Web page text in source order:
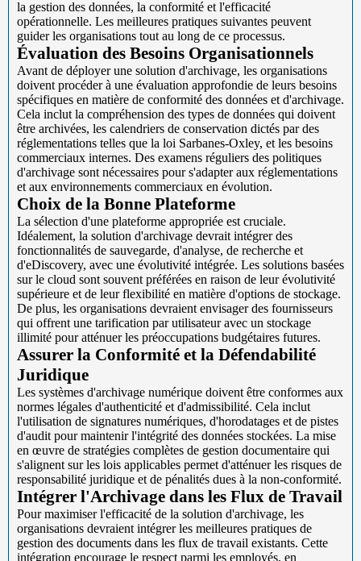
la gestion des données, la conformité et l'efficacité
opérationnelle. Les meilleures pratiques suivantes peuvent
guider les organisations tout au long de ce processus.
Évaluation des Besoins Organisationnels
Avant de déployer une solution d'archivage, les organisations
doivent procéder à une évaluation approfondie de leurs besoins
spécifiques en matière de conformité des données et d'archivage.
Cela inclut la compréhension des types de données qui doivent
être archivées, les calendriers de conservation dictés par des
réglementations telles que la loi Sarbanes-Oxley, et les besoins
commerciaux internes. Des examens réguliers des politiques
d'archivage sont nécessaires pour s'adapter aux réglementations
et aux environnements commerciaux en évolution.
Choix de la Bonne Plateforme
La sélection d'une plateforme appropriée est cruciale.
Idéalement, la solution d'archivage devrait intégrer des
fonctionnalités de sauvegarde, d'analyse, de recherche et
d'eDiscovery, avec une évolutivité intégrée. Les solutions basées
sur le cloud sont souvent préférées en raison de leur évolutivité
supérieure et de leur flexibilité en matière d'options de stockage.
De plus, les organisations devraient envisager des fournisseurs
qui offrent une tarification par utilisateur avec un stockage
illimité pour atténuer les préoccupations budgétaires futures.
Assurer la Conformité et la Défendabilité
Juridique
Les systèmes d'archivage numérique doivent être conformes aux
normes légales d'authenticité et d'admissibilité. Cela inclut
l'utilisation de signatures numériques, d'horodatages et de pistes
d'audit pour maintenir l'intégrité des données stockées. La mise
en œuvre de stratégies complètes de gestion documentaire qui
s'alignent sur les lois applicables permet d'atténuer les risques de
responsabilité juridique et de pénalités dues à la non-conformité.
Intégrer l'Archivage dans les Flux de Travail
Pour maximiser l'efficacité de la solution d'archivage, les
organisations devraient intégrer les meilleures pratiques de
gestion des documents dans les flux de travail existants. Cette
intégration encourage le respect parmi les employés, en